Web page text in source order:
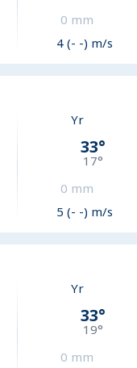
0 mm
4 (- -) m/s
Yr
33°
17°
0 mm
5 (- -) m/s
Yr
33°
19°
0 mm